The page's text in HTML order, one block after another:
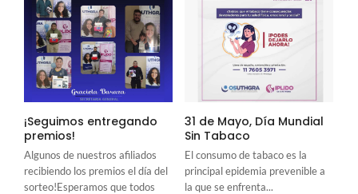
¡Seguimos entregando
premios!
Algunos de nuestros afiliados
recibiendo los premios el día del
sorteo!Esperamos que todos
31 de Mayo, Día Mundial
Sin Tabaco
El consumo de tabaco es la
principal epidemia prevenible a
la que se enfrenta...